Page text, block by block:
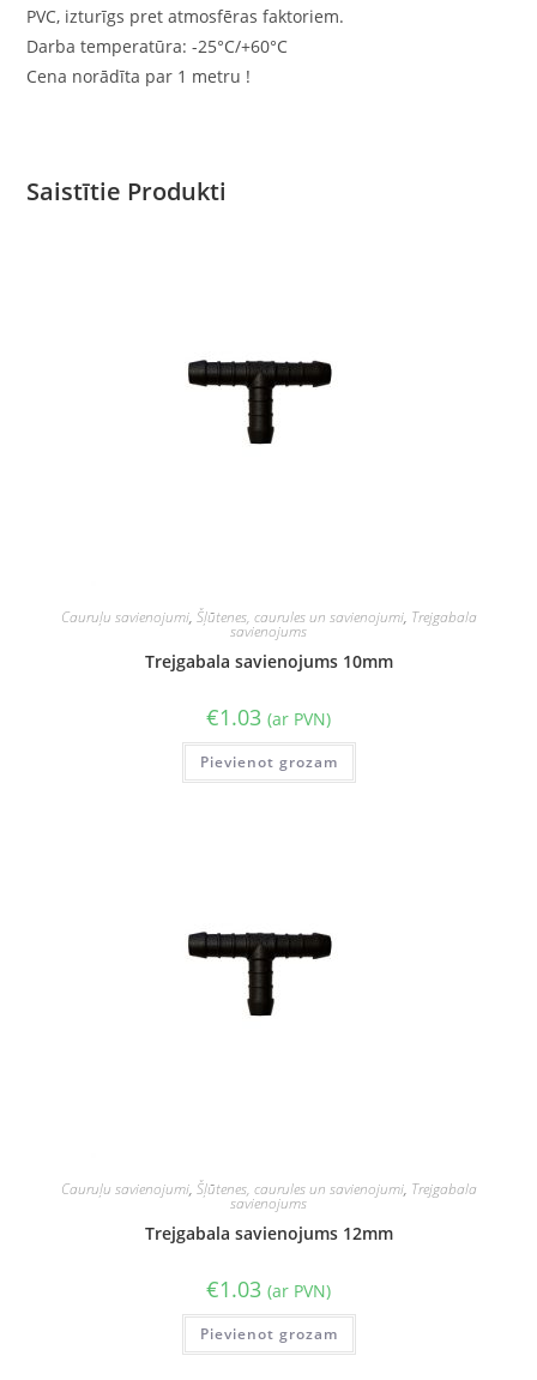
PVC, izturīgs pret atmosfēras faktoriem.
Darba temperatūra: -25°C/+60°C
Cena norādīta par 1 metru !
Saistītie Produkti
Cauruļu savienojumi, Šļūtenes, caurules un savienojumi, Trejgabala
savienojums
Trejgabala savienojums 10mm
€1.03 (ar PVN)
Pievienot grozam
Cauruļu savienojumi, Šļūtenes, caurules un savienojumi, Trejgabala
savienojums
Trejgabala savienojums 12mm
€1.03 (ar PVN)
Pievienot grozam